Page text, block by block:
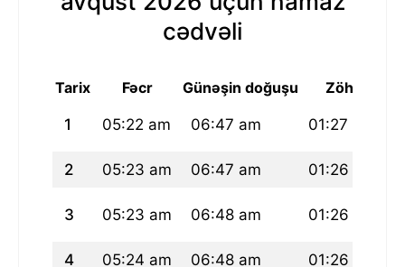
cədvəli
Tarix Fəcr Günəşin doğuşu Zöhr
1 05:22 am 06:47 am 01:27 pm
2 05:23 am 06:47 am 01:26 pm
3 05:23 am 06:48 am 01:26 pm
4 05:24 am 06:48 am 01:26 pm